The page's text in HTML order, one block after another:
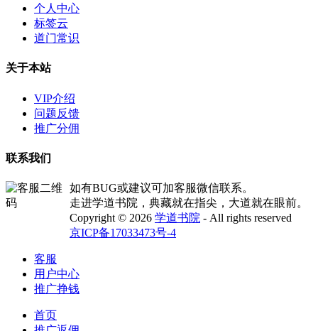
个人中心
标签云
道门常识
关于本站
VIP介绍
问题反馈
推广分佣
联系我们
如有BUG或建议可加客服微信联系。
走进学道书院，典藏就在指尖，大道就在眼前。
Copyright © 2026 学道书院 - All rights reserved
京ICP备17033473号-4
客服
用户中心
推广挣钱
首页